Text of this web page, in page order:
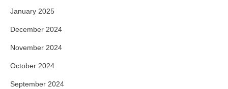
January 2025
December 2024
November 2024
October 2024
September 2024